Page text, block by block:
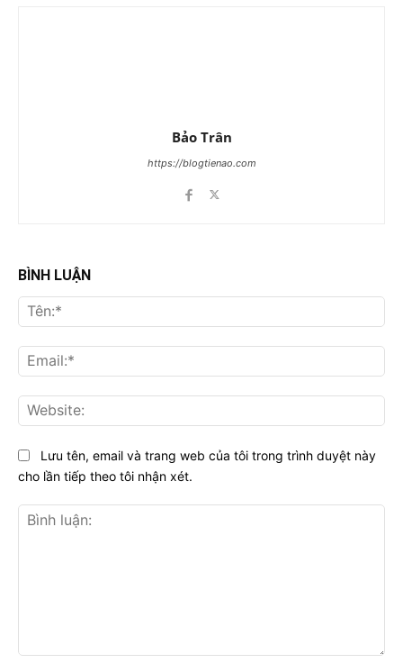
Bảo Trân
https://blogtienao.com
BÌNH LUẬN
Lưu tên, email và trang web của tôi trong trình duyệt này
cho lần tiếp theo tôi nhận xét.